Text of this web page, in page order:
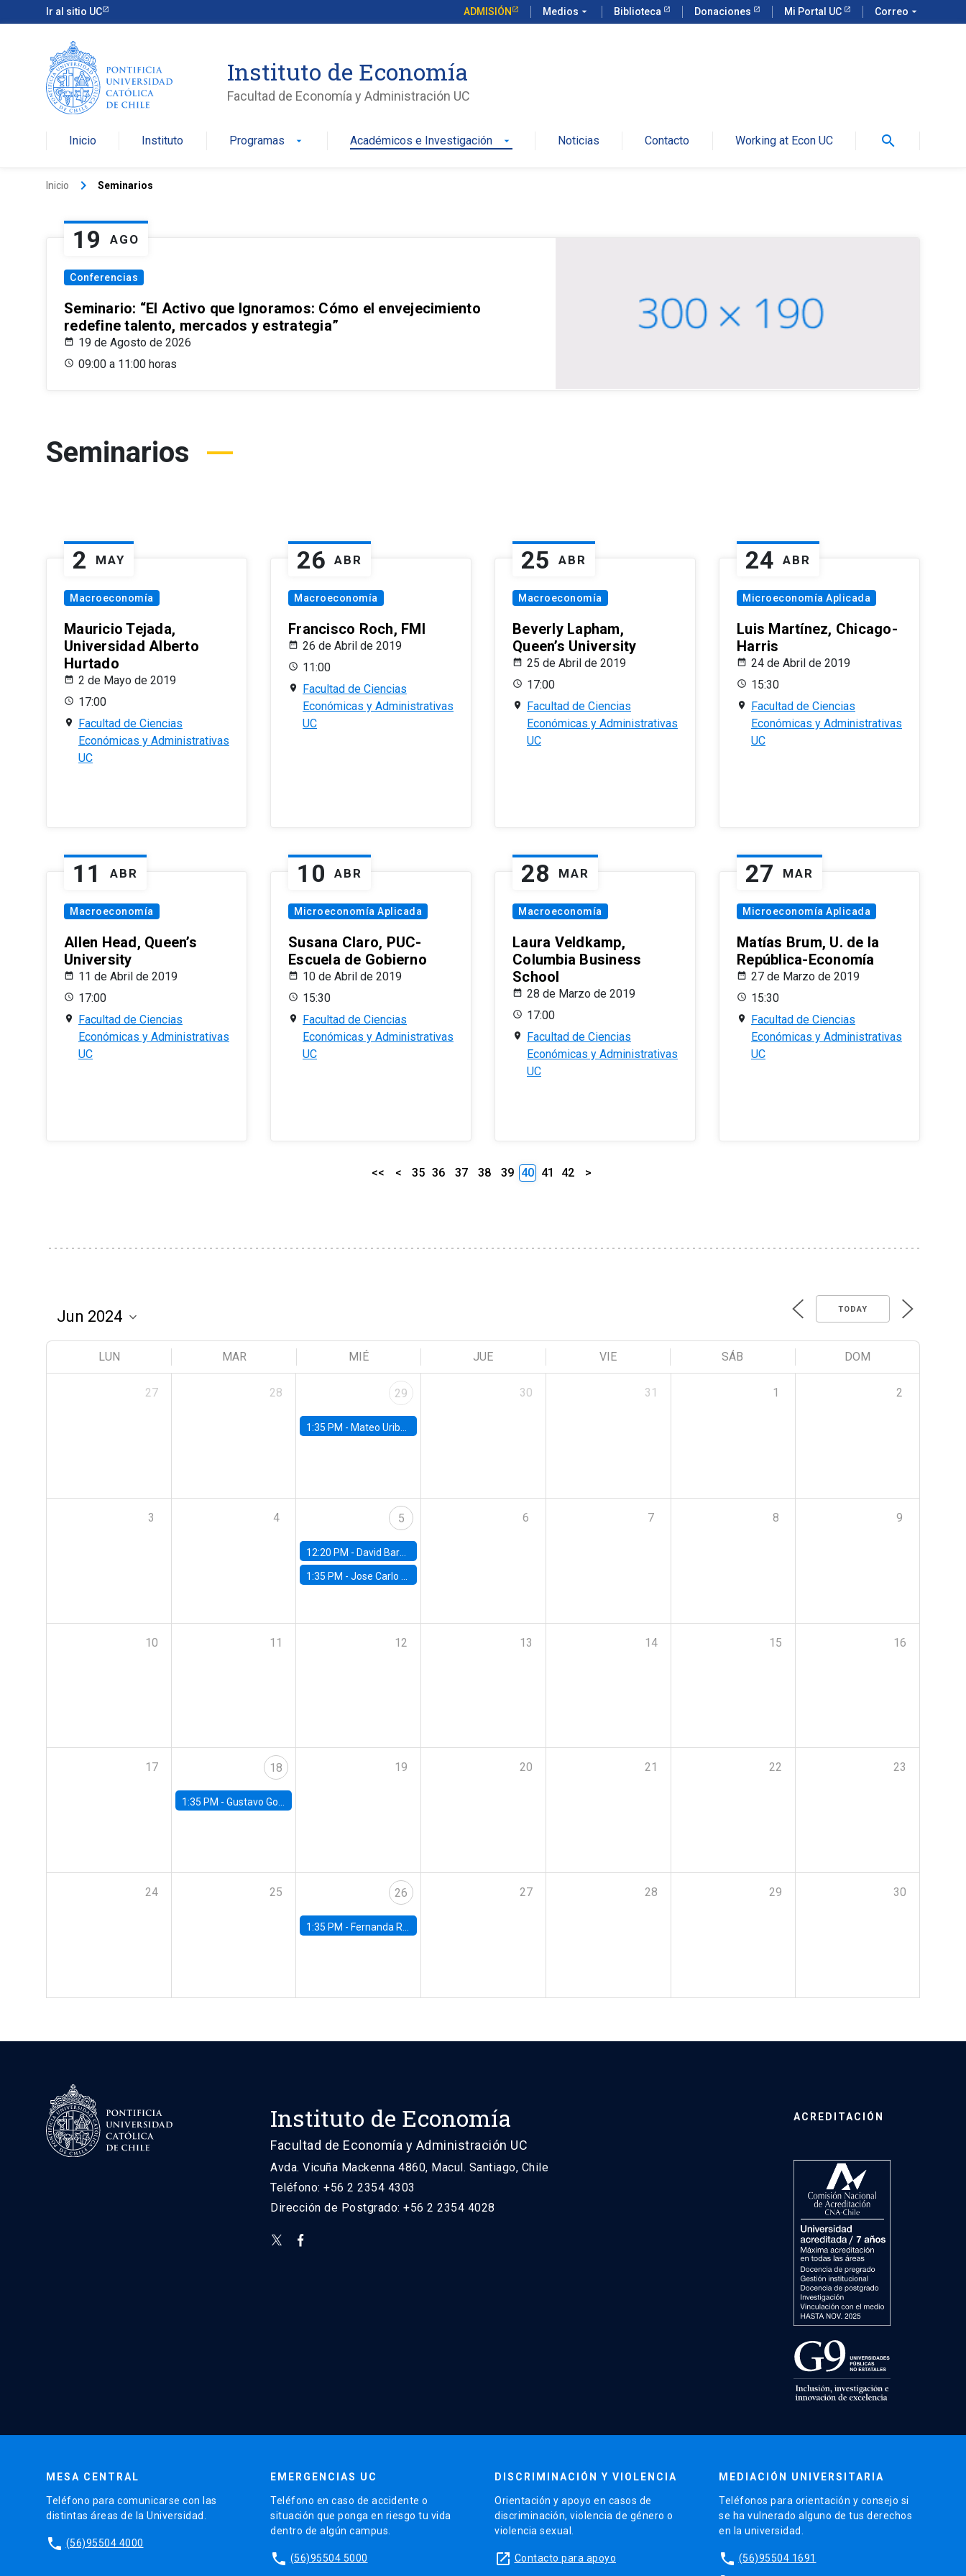
Ir al sitio UC ADMISIÓN Medios arrow_drop_down Biblioteca Donaciones Mi Portal UC Correo arrow_drop_down
Instituto de Economía
Facultad de Economía y Administración UC
Inicio Instituto Programas arrow_drop_down Académicos e Investigación arrow_drop_down Noticias Contacto Working at Econ UC search
Inicio keyboard_arrow_right Seminarios
19 AGO
Conferencias
Seminario: “El Activo que Ignoramos: Cómo el envejecimiento
redefine talento, mercados y estrategia”
19 de Agosto de 2026
09:00 a 11:00 horas
Seminarios
2 MAY
Macroeconomía
Mauricio Tejada,
Universidad Alberto
Hurtado
2 de Mayo de 2019
17:00
Facultad de Ciencias
Económicas y Administrativas
UC
26 ABR
Macroeconomía
Francisco Roch, FMI
26 de Abril de 2019
11:00
Facultad de Ciencias
Económicas y Administrativas
UC
25 ABR
Macroeconomía
Beverly Lapham,
Queen’s University
25 de Abril de 2019
17:00
Facultad de Ciencias
Económicas y Administrativas
UC
24 ABR
Microeconomía Aplicada
Luis Martínez, Chicago-
Harris
24 de Abril de 2019
15:30
Facultad de Ciencias
Económicas y Administrativas
UC
11 ABR
Macroeconomía
Allen Head, Queen’s
University
11 de Abril de 2019
17:00
Facultad de Ciencias
Económicas y Administrativas
UC
10 ABR
Microeconomía Aplicada
Susana Claro, PUC-
Escuela de Gobierno
10 de Abril de 2019
15:30
Facultad de Ciencias
Económicas y Administrativas
UC
28 MAR
Macroeconomía
Laura Veldkamp,
Columbia Business
School
28 de Marzo de 2019
17:00
Facultad de Ciencias
Económicas y Administrativas
UC
27 MAR
Microeconomía Aplicada
Matías Brum, U. de la
República-Economía
27 de Marzo de 2019
15:30
Facultad de Ciencias
Económicas y Administrativas
UC
<< < 35 36 37 38 39 40 41 42 >
TODAY
LUN MAR MIÉ JUE VIE SÁB DOM
27 28 29
1:35 PM - Mateo Uribe-Castro, Universidad de los Andes (Colombia)
30 31 1 2
3 4 5
12:20 PM - David Bardey, Universidad de los Andes - CEDE
1:35 PM -Jose Carlo Bermudez, UC (ME) & World Bank
6 7 8 9
10 11 12 13 14 15 16
17 18
1:35 PM - Gustavo González, Banco Central de Chile
19 20 21 22 23
24 25 26
1:35 PM - Fernanda Rojas Ampuero, University of Wisconsin-Madison
27 28 29 30
Instituto de Economía
Facultad de Economía y Administración UC
Avda. Vicuña Mackenna 4860, Macul. Santiago, Chile
Teléfono: +56 2 2354 4303
Dirección de Postgrado: +56 2 2354 4028
ACREDITACIÓN
MESA CENTRAL
Teléfono para comunicarse con las
distintas áreas de la Universidad.
phone (56)95504 4000
EMERGENCIAS UC
Teléfono en caso de accidente o
situación que ponga en riesgo tu vida
dentro de algún campus.
phone (56)95504 5000
DISCRIMINACIÓN Y VIOLENCIA
Orientación y apoyo en casos de
discriminación, violencia de género o
violencia sexual.
launch Contacto para apoyo
MEDIACIÓN UNIVERSITARIA
Teléfonos para orientación y consejo si
se ha vulnerado alguno de tus derechos
en la universidad.
phone (56)95504 1691